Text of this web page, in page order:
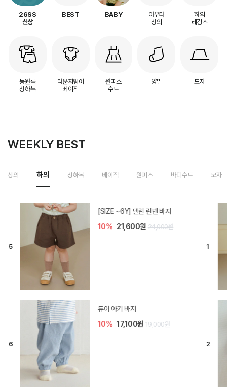
26SS
신상
BEST BABY
아우터
상의
하의
레깅스
등원룩
상하복
라운지웨어
베이직
원피스
수트
양말 모자
WEEKLY BEST
상의 하의 상하복 베이직 원피스 바디수트 모자
밀라 아기 셋업
20% 35,200원 44,000원
브렌 아기 블라우스 세트
10% 36,900원 41,000원